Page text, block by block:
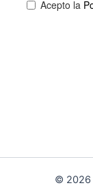
© 2026